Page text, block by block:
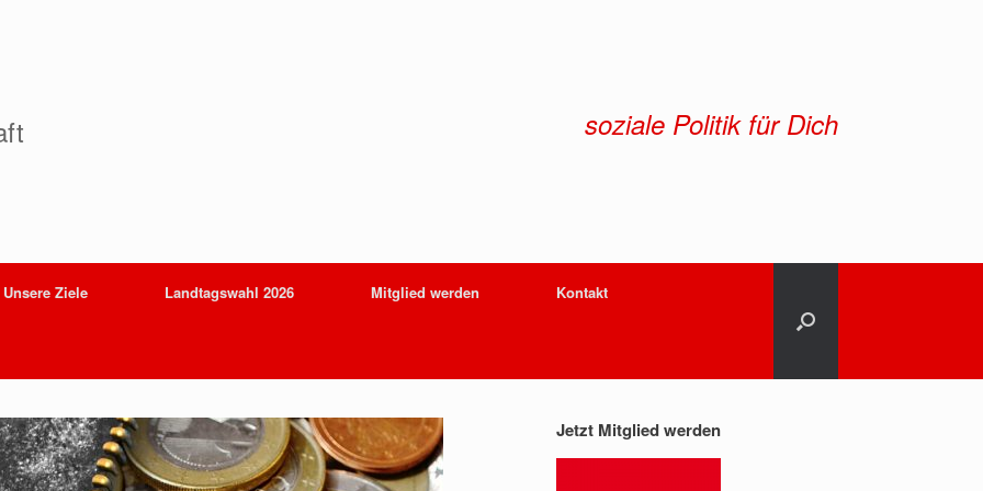
soziale Politik für Dich
Unsere Ziele Landtagswahl 2026 Mitglied werden Kontakt
Jetzt Mitglied werden